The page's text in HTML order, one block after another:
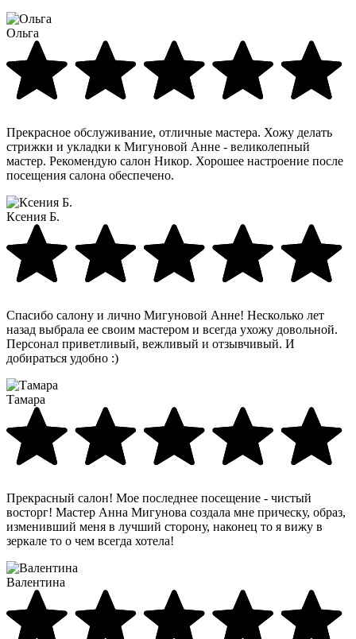
Ольга
Прекрасное обслуживание, отличные мастера. Хожу делать
стрижки и укладки к Мигуновой Анне - великолепный
мастер. Рекомендую салон Никор. Хорошее настроение после
посещения салона обеспечено.
Ксения Б.
Спасибо салону и лично Мигуновой Анне! Несколько лет
назад выбрала ее своим мастером и всегда ухожу довольной.
Персонал приветливый, вежливый и отзывчивый. И
добираться удобно :)
Тамара
Прекрасный салон! Мое последнее посещение - чистый
восторг! Мастер Анна Мигунова создала мне прическу, образ,
изменивший меня в лучший сторону, наконец то я вижу в
зеркале то о чем всегда хотела!
Валентина